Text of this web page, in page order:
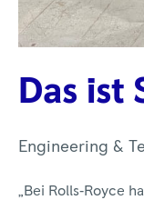
Das ist
Engineering &
„Bei Rolls‑Royce